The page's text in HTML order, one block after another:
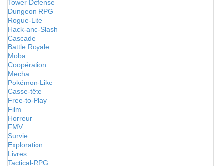
Tower Defense
Dungeon RPG
Rogue-Lite
Hack-and-Slash
Cascade
Battle Royale
Moba
Coopération
Mecha
Pokémon-Like
Casse-tête
Free-to-Play
Film
Horreur
FMV
Survie
Exploration
Livres
Tactical-RPG